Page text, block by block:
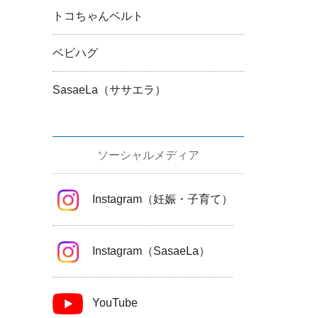
トコちゃんベルト
ベビハグ
SasaeLa（ササエラ）
ソーシャルメディア
Instagram（妊娠・子育て）
Instagram（SasaeLa）
YouTube